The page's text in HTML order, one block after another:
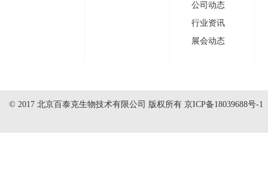
公司动态
行业资讯
展会动态
© 2017 北京百泰克生物技术有限公司 版权所有 京ICP备18039688号-1